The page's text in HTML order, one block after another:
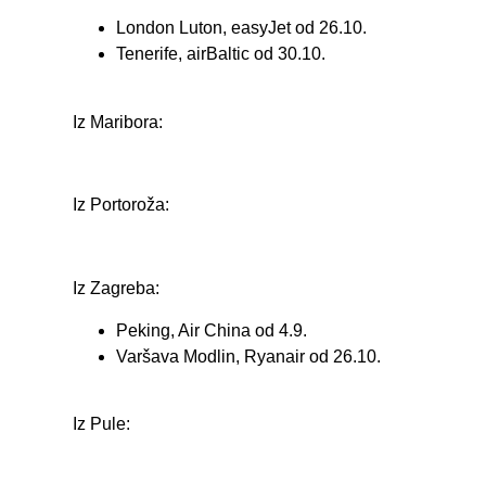
London Luton, easyJet od 26.10.
Tenerife, airBaltic od 30.10.
Iz Maribora:
Iz Portoroža:
Iz Zagreba:
Peking, Air China od 4.9.
Varšava Modlin, Ryanair od 26.10.
Iz Pule: